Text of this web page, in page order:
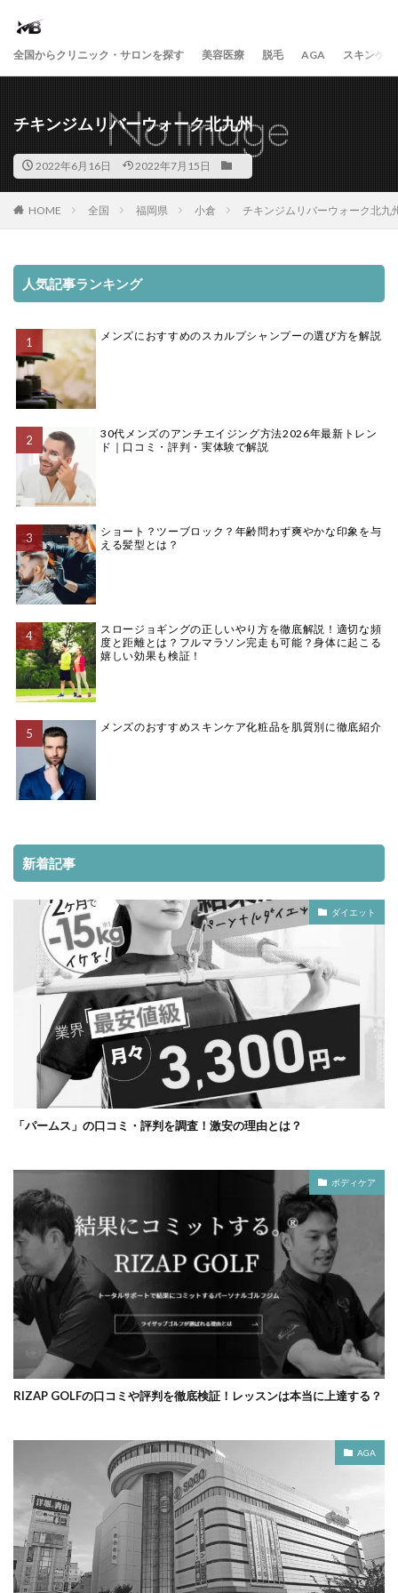
全国からクリニック・サロンを探す 美容医療 脱毛 AGA スキンケア
チキンジムリバーウォーク北九州
2022年6月16日 2022年7月15日
HOME 全国 福岡県 小倉 チキンジムリバーウォーク北九
人気記事ランキング
メンズにおすすめのスカルプシャンプーの選び方を解説
30代メンズのアンチエイジング方法2026年最新トレン
ド｜口コミ・評判・実体験で解説
ショート？ツーブロック？年齢問わず爽やかな印象を与
える髪型とは？
スロージョギングの正しいやり方を徹底解説！適切な頻
度と距離とは？フルマラソン完走も可能？身体に起こる
嬉しい効果も検証！
メンズのおすすめスキンケア化粧品を肌質別に徹底紹介
新着記事
ダイエット
「パームス」の口コミ・評判を調査！激安の理由とは？
ボディケア
RIZAP GOLFの口コミや評判を徹底検証！レッスンは本当に上達する？
AGA